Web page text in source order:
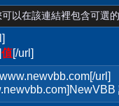
以在該連結裡包含可選
值[/url]
url]